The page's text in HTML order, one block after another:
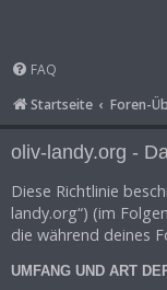
FAQ
Startseite
Foren-
oliv-landy.org -
Diese Richtlinie
landy.org“) (im
die während deines
UMFANG UND ART